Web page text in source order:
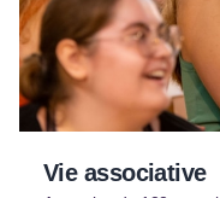
Vie associative